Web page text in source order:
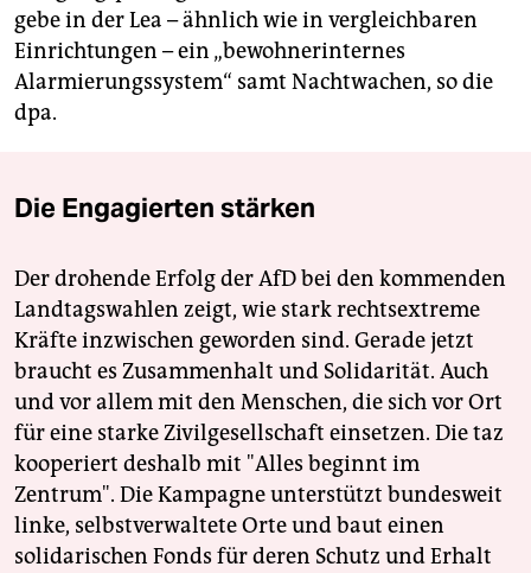
gebe in der Lea – ähnlich wie in vergleichbaren
Einrichtungen – ein „bewohnerinternes
Alarmierungssystem“ samt Nachtwachen, so die
dpa.
Die Engagierten stärken
Der drohende Erfolg der AfD bei den kommenden
Landtagswahlen zeigt, wie stark rechtsextreme
Kräfte inzwischen geworden sind. Gerade jetzt
braucht es Zusammenhalt und Solidarität. Auch
und vor allem mit den Menschen, die sich vor Ort
für eine starke Zivilgesellschaft einsetzen. Die taz
kooperiert deshalb mit "Alles beginnt im
Zentrum". Die Kampagne unterstützt bundesweit
linke, selbstverwaltete Orte und baut einen
solidarischen Fonds für deren Schutz und Erhalt